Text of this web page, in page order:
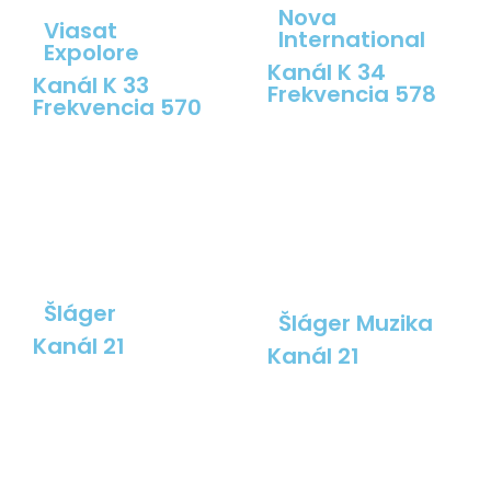
Viasat
Expolore
Kanál K 33
Frekvencia 570
Nova
International
Kanál K 34
Frekvencia 578
Šláger
Kanál 21
Šláger Muzika
Kanál 21